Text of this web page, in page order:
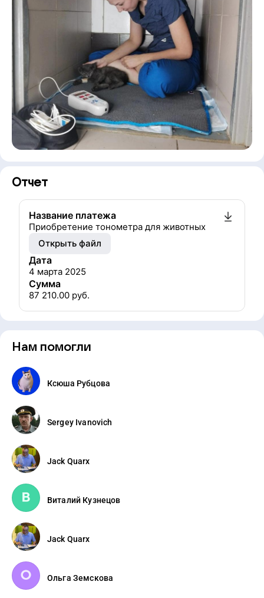
Отчет
Название платежа
Приобретение тонометра для животных
Открыть файл
Дата
4 марта 2025
Сумма
87 210.00 руб.
Нам помогли
Ксюша Рубцова
Sergey Ivanovich
Jack Quarx
Виталий Кузнецов
Jack Quarx
Ольга Земскова